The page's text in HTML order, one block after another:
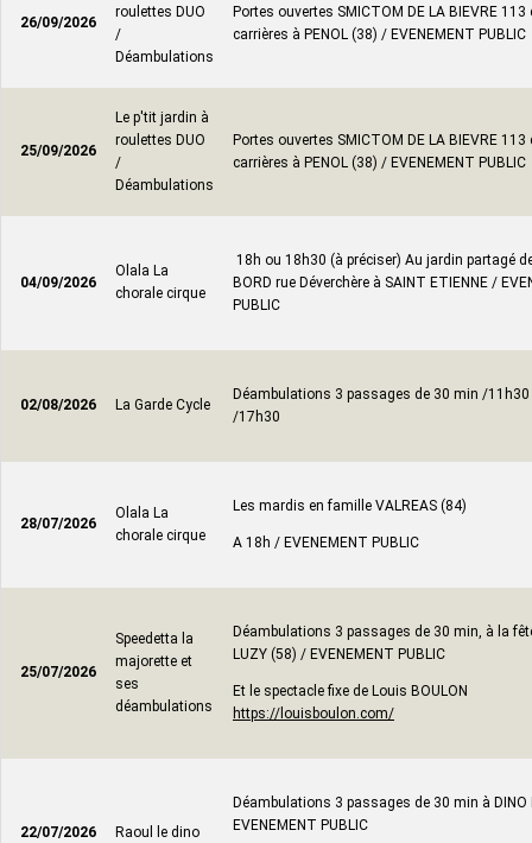
26/09/2026
roulettes DUO
/
Déambulations
Portes ouvertes SMICTOM DE LA BIEVRE
carrières à PENOL (38) / EVENEMENT PUBLIC
25/09/2026
Le p'tit jardin à
roulettes DUO
/
Déambulations
Portes ouvertes SMICTOM DE LA BIEVRE
carrières à PENOL (38) / EVENEMENT PUBLIC
04/09/2026
Olala La
chorale cirque
18h ou 18h30 (à préciser) Au jardin partagé
BORD rue Déverchère à SAINT ETIENNE /
PUBLIC
02/08/2026 La Garde Cycle
Déambulations 3 passages de 30 min /
/17h30
28/07/2026
Olala La
chorale cirque
Les mardis en famille VALREAS (84)
A 18h / EVENEMENT PUBLIC
25/07/2026
Speedetta la
majorette et
ses
déambulations
Déambulations 3 passages de 30 min, à la
LUZY (58) / EVENEMENT PUBLIC
Et le spectacle fixe de Louis BOULON
https://louisboulon.com/
22/07/2026 Raoul le dino
Déambulations 3 passages de 30 min à DINO
EVENEMENT PUBLIC